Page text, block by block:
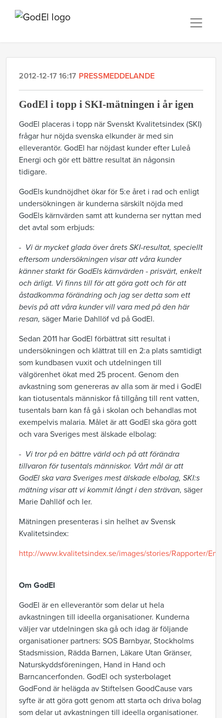
2012-12-17 16:17 PRESSMEDDELANDE
GodEl i topp i SKI-mätningen i år igen
GodEl placeras i topp när Svenskt Kvalitetsindex (SKI)
frågar hur nöjda svenska elkunder är med sin
elleverantör. GodEl har nöjdast kunder efter Luleå
Energi och gör ett bättre resultat än någonsin
tidigare.
GodEls kundnöjdhet ökar för 5:e året i rad och enligt
undersökningen är kunderna särskilt nöjda med
GodEls kärnvärden samt att kunderna ser nyttan med
det avtal som erbjuds:
- Vi är mycket glada över årets SKI-resultat, speciellt
eftersom undersökningen visar att våra kunder
känner starkt för GodEls kärnvärden - prisvärt, enkelt
och ärligt. Vi finns till för att göra gott och för att
åstadkomma förändring och jag ser detta som ett
bevis på att våra kunder vill vara med på den här
resan, säger Marie Dahllöf vd på GodEl.
Sedan 2011 har GodEl förbättrat sitt resultat i
undersökningen och klättrat till en 2:a plats samtidigt
som kundbasen vuxit och utdelningen till
välgörenhet ökat med 25 procent. Genom den
avkastning som genereras av alla som är med i GodEl
kan tiotusentals människor få tillgång till rent vatten,
tusentals barn kan få gå i skolan och behandlas mot
exempelvis malaria. Målet är att GodEl ska göra gott
och vara Sveriges mest älskade elbolag:
- Vi tror på en bättre värld och på att förändra
tillvaron för tusentals människor. Vårt mål är att
GodEl ska vara Sveriges mest älskade elbolag, SKI:s
mätning visar att vi kommit långt i den strävan, säger
Marie Dahllöf och ler.
Mätningen presenteras i sin helhet av Svensk
Kvalitetsindex:
http://www.kvalitetsindex.se/images/stories/Rapporter/
Om GodEl
GodEl är en elleverantör som delar ut hela
avkastningen till ideella organisationer. Kunderna
väljer var utdelningen ska gå och idag är följande
organisationer partners: SOS Barnbyar, Stockholms
Stadsmission, Rädda Barnen, Läkare Utan Gränser,
Naturskyddsföreningen, Hand in Hand och
Barncancerfonden. GodEl och systerbolaget
GodFond är helägda av Stiftelsen GoodCause vars
syfte är att göra gott genom att starta och driva bolag
som delar ut avkastningen till ideella organisationer.